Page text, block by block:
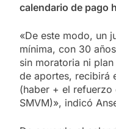
calendario de pago
«De este modo, un
mínima, con 30
sin moratoria ni
de aportes, recibirá
(haber + el refuerzo
SMVM)», indicó